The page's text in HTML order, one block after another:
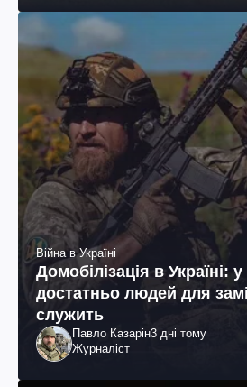
Війна в Україні
Домобілізація в Україні:
достатньо людей для
служить
Павло Казарін3 дні тому
Журналіст